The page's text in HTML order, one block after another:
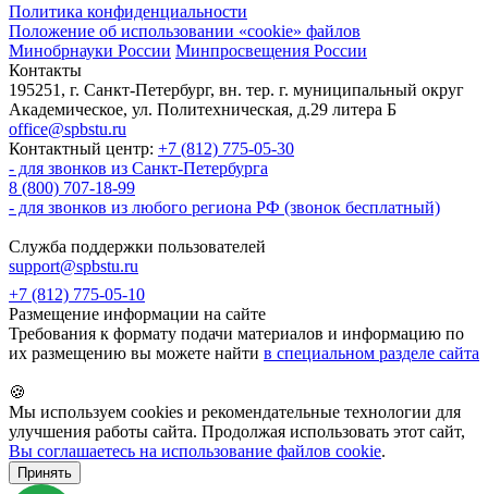
Политика конфиденциальности
Положение об использовании «cookie» файлов
Минобрнауки России Минпросвещения России
Контакты
195251, г. Санкт-Петербург, вн. тер. г. муниципальный округ
Академическое, ул. Политехническая, д.29 литера Б
office@spbstu.ru
Контактный центр: +7 (812) 775-05-30
- для звонков из Санкт-Петербурга
8 (800) 707-18-99
- для звонков из любого региона РФ (звонок бесплатный)
Служба поддержки пользователей
support@spbstu.ru
+7 (812) 775-05-10
Размещение информации на сайте
Требования к формату подачи материалов и информацию по
их размещению вы можете найти в специальном разделе сайта
🍪
Мы используем cookies и рекомендательные технологии для
улучшения работы сайта. Продолжая использовать этот сайт,
Вы соглашаетесь на использование файлов cookie.
Принять